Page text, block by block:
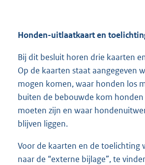
Honden-uitlaatkaart en
Bij dit besluit horen drie kaarten
Op de kaarten staat aangegeven
mogen komen, waar honden los
buiten de bebouwde kom
moeten zijn en waar
blijven liggen.
Voor de kaarten en de toelichting
naar de “externe bijlage”, te